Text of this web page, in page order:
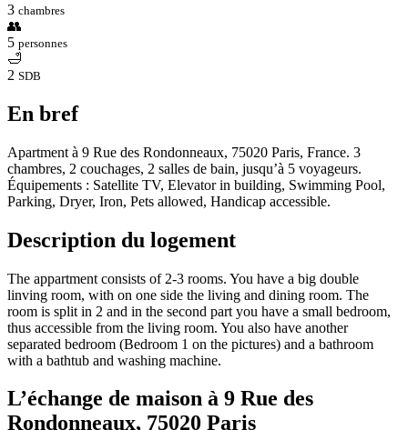
3 chambres
👥
5 personnes
🛁
2 SDB
En bref
Apartment à 9 Rue des Rondonneaux, 75020 Paris, France. 3
chambres, 2 couchages, 2 salles de bain, jusqu’à 5 voyageurs.
Équipements : Satellite TV, Elevator in building, Swimming Pool,
Parking, Dryer, Iron, Pets allowed, Handicap accessible.
Description du logement
The appartment consists of 2-3 rooms. You have a big double
linving room, with on one side the living and dining room. The
room is split in 2 and in the second part you have a small bedroom,
thus accessible from the living room. You also have another
separated bedroom (Bedroom 1 on the pictures) and a bathroom
with a bathtub and washing machine.
L’échange de maison à 9 Rue des
Rondonneaux, 75020 Paris